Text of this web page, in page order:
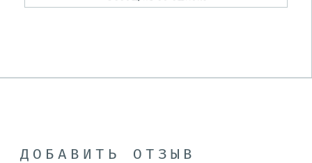
ДОБАВИТЬ ОТЗЫВ